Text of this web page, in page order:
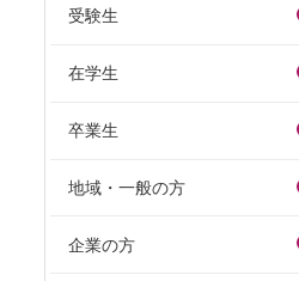
受験生
在学生
卒業生
地域・一般の方
企業の方